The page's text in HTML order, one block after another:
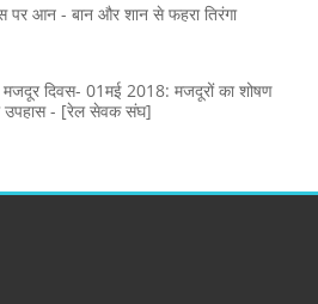
पर आन - बान और शान से फहरा तिरंगा
मजदूर दिवस- 01मई 2018: मजदूरों का शोषण
उपहास - [रेल सेवक संघ]